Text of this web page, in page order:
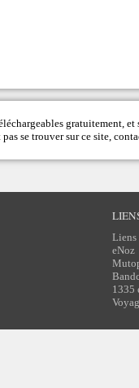
gratuitement,
se trouver sur ce site,
Liens
eNoz
1335